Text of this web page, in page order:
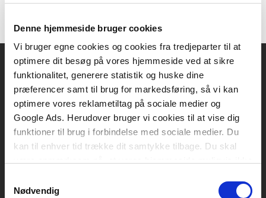
Denne hjemmeside bruger cookies
Vi bruger egne cookies og cookies fra tredjeparter til at
optimere dit besøg på vores hjemmeside ved at sikre
funktionalitet, generere statistik og huske dine
præferencer samt til brug for markedsføring, så vi kan
optimere vores reklametiltag på sociale medier og
Google Ads. Herudover bruger vi cookies til at vise dig
funktioner til brug i forbindelse med sociale medier. Du
kan til enhver tid trække dit samtykke tilbage. Du skal
tilbagetrækker et samtykke.
Nødvendig
Akademisk Forlag
Vognmagergade 11
1120 København K
CVR 76351910
Mandag-fredag: kl. 10-15